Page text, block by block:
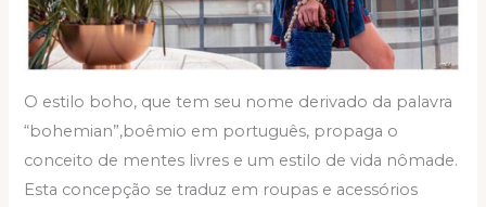
O estilo boho, que tem seu nome derivado da palavra
“bohemian”,boêmio em português, propaga o
conceito de mentes livres e um estilo de vida nômade.
Esta concepção se traduz em roupas e acessórios